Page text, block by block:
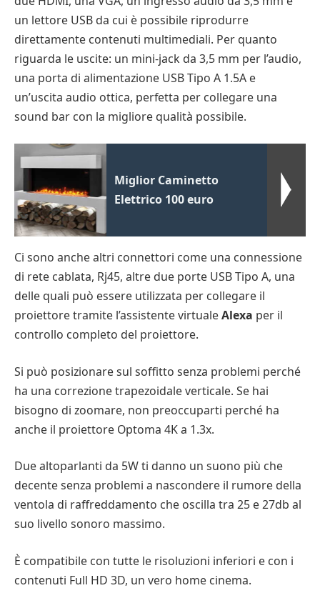
un lettore USB da cui è possibile riprodurre
direttamente contenuti multimediali. Per quanto
riguarda le uscite: un mini-jack da 3,5 mm per l’audio,
una porta di alimentazione USB Tipo A 1.5A e
un’uscita audio ottica, perfetta per collegare una
sound bar con la migliore qualità possibile.
Miglior Caminetto
Elettrico 100 euro
Ci sono anche altri connettori come una connessione
di rete cablata, Rj45, altre due porte USB Tipo A, una
delle quali può essere utilizzata per collegare il
proiettore tramite l’assistente virtualeAlexa per il
controllo completo del proiettore.
Si può posizionare sul soffitto senza problemi perché
ha una correzione trapezoidale verticale. Se hai
bisogno di zoomare, non preoccuparti perché ha
anche il proiettore Optoma 4K a 1.3x.
Due altoparlanti da 5W ti danno un suono più che
decente senza problemi a nascondere il rumore della
ventola di raffreddamento che oscilla tra 25 e 27db al
suo livello sonoro massimo.
È compatibile con tutte le risoluzioni inferiori e con i
contenuti Full HD 3D, un vero home cinema.